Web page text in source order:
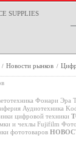
/ Новости рынков /
Фонари Эра
Аудиотехника
цифровой техники
и чехлы Fujifilm
фототоваров